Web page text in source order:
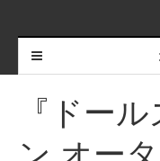
『ドー